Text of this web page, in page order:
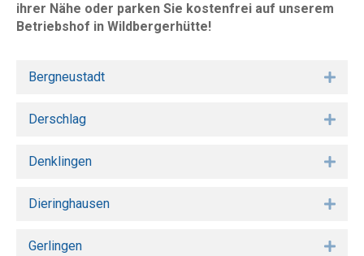
ihrer Nähe oder parken Sie kostenfrei auf unserem
Betriebshof in Wildbergerhütte!
Bergneustadt
Derschlag
Denklingen
Dieringhausen
Gerlingen